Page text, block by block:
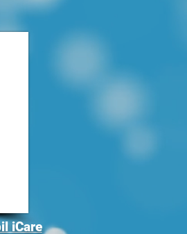
iCare